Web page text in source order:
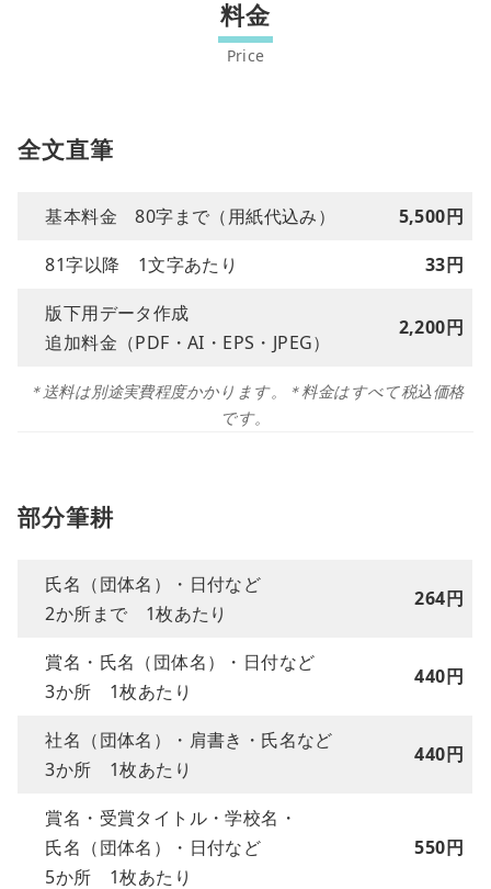
料金
全文直筆
基本料金 80字まで（用紙代込み）
5,500円
81字以降 1文字あたり
33円
版下用データ作成
追加料金（PDF・AI・EPS・JPEG）
2,200円
＊送料は別途実費程度かかります。＊料金はすべて税込価格
です。
部分筆耕
氏名（団体名）・日付など
2か所まで 1枚あたり
264円
賞名・氏名（団体名）・日付など
3か所 1枚あたり
440円
社名（団体名）・肩書き・氏名など
3か所 1枚あたり
440円
賞名・受賞タイトル・学校名・
氏名（団体名）・日付など
5か所 1枚あたり
550円